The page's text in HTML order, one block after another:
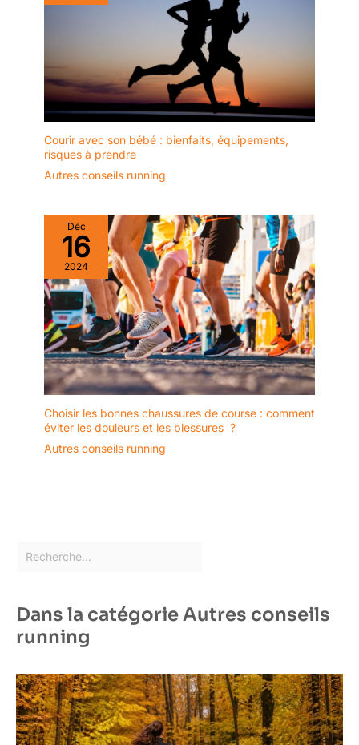
Courir avec son bébé : bienfaits, équipements,
risques à prendre
Autres conseils running
Déc
16
2024
Choisir les bonnes chaussures de course : comment
éviter les douleurs et les blessures ?
Autres conseils running
Dans la catégorie Autres conseils
running